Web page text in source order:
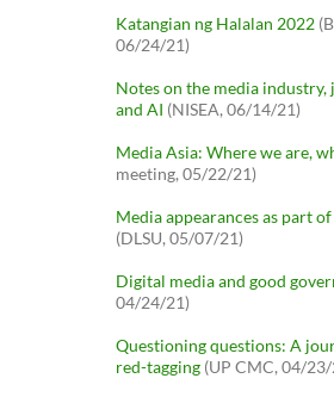
Katangian ng Halalan 2022
06/24/21)
Notes on the media
and AI (NISEA, 06/14/21)
Media Asia: Where we are,
meeting, 05/22/21)
Media appearances as part
(DLSU, 05/07/21)
Digital media and good
04/24/21)
Questioning questions: A
red-tagging (UP CMC, 04/23/